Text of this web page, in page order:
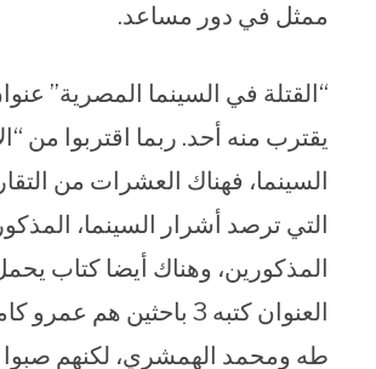
ممثل في دور مساعد.
“القتلة في السينما المصرية”
يقترب منه أحد. ربما اقتربوا من
السينما، فهناك العشرات من
التي ترصد أشرار السينما،
المذكورين، وهناك أيضا كتاب
العنوان كتبه 3 باحثين هم
طه ومحمد الهمشري، لكنهم